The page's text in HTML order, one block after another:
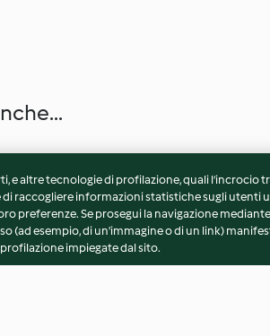
e altre tecnologie di profilazione, quali l’incrocio
raccogliere informazioni statistiche sugli utenti
preferenze. Se prosegui la navigazione
(ad esempio, di un'immagine o di un link)
impiegate dal sito.